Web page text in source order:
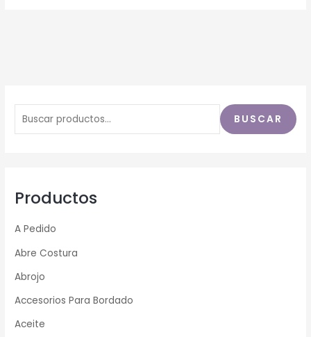
BUSCAR
Productos
A Pedido
Abre Costura
Abrojo
Accesorios Para Bordado
Aceite